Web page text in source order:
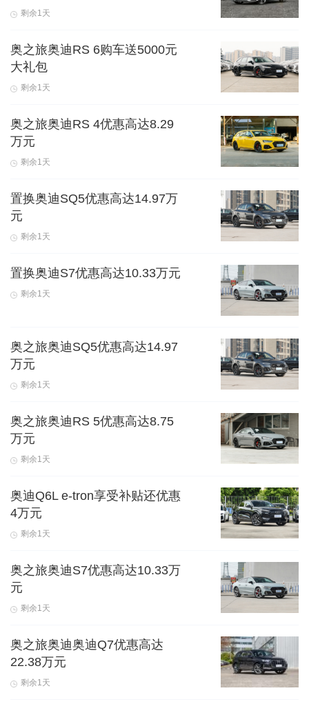
剩余1天
奥之旅奥迪RS 6购车送5000元
大礼包
剩余1天
奥之旅奥迪RS 4优惠高达8.29
万元
剩余1天
置换奥迪SQ5优惠高达14.97万
元
剩余1天
置换奥迪S7优惠高达10.33万元
剩余1天
奥之旅奥迪SQ5优惠高达14.97
万元
剩余1天
奥之旅奥迪RS 5优惠高达8.75
万元
剩余1天
奥迪Q6L e-tron享受补贴还优惠
4万元
剩余1天
奥之旅奥迪S7优惠高达10.33万
元
剩余1天
奥之旅奥迪奥迪Q7优惠高达
22.38万元
剩余1天